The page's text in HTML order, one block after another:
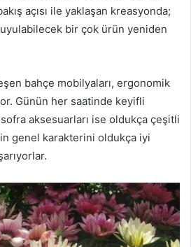
açısı ile yaklaşan kreasyonda;
bir çok ürün yeniden
bahçe mobilyaları, ergonomik
Günün her saatinde keyifli
aksesuarları ise oldukça çeşitli
genel karakterini oldukça iyi